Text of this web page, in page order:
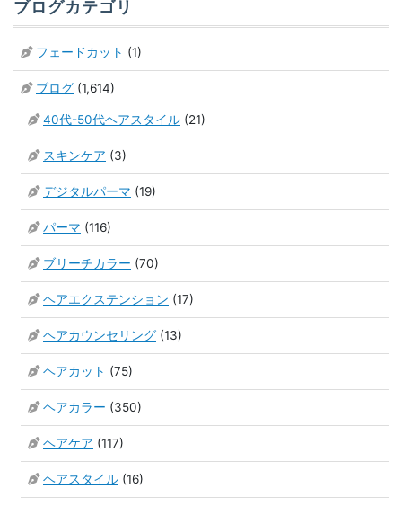
ブログカテゴリ
フェードカット (1)
ブログ (1,614)
40代-50代ヘアスタイル (21)
スキンケア (3)
デジタルパーマ (19)
パーマ (116)
ブリーチカラー (70)
ヘアエクステンション (17)
ヘアカウンセリング (13)
ヘアカット (75)
ヘアカラー (350)
ヘアケア (117)
ヘアスタイル (16)